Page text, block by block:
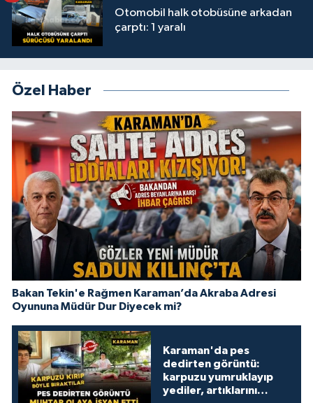
Otomobil halk otobüsüne arkadan
çarptı: 1 yaralı
Özel Haber
Bakan Tekin'e Rağmen Karaman’da Akraba Adresi
Oyununa Müdür Dur Diyecek mi?
Karaman'da pes
dedirten görüntü:
karpuzu yumruklayıp
yediler, artıklarını